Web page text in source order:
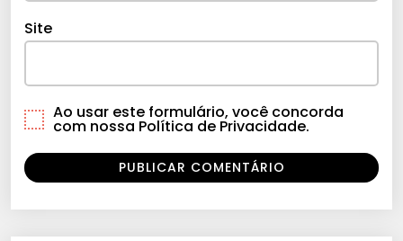
Site
Ao usar este formulário, você concorda
com nossa Política de Privacidade.